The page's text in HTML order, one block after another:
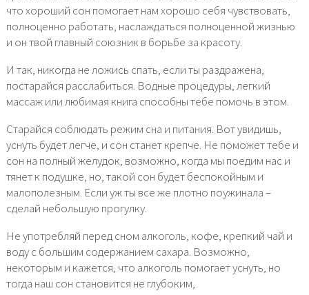
что хороший сон помогает нам хорошо себя чувствовать,
полноценно работать, наслаждаться полноценной жизнью
и он твой главный союзник в борьбе за красоту.
И так, никогда не ложись спать, если ты раздражена,
постарайся расслабиться. Водные процедуры, легкий
массаж или любимая книга способны тебе помочь в этом.
Старайся соблюдать режим сна и питания. Вот увидишь,
уснуть будет легче, и сон станет крепче. Не поможет тебе и
сон на полный желудок, возможно, когда мы поедим нас и
тянет к подушке, но, такой сон будет беспокойным и
малополезным. Если уж ты все же плотно поужинала –
сделай небольшую прогулку.
Не употребляй перед сном алкоголь, кофе, крепкий чай и
воду с большим содержанием сахара. Возможно,
некоторым и кажется, что алкоголь помогает уснуть, но
тогда наш сон становится не глубоким,